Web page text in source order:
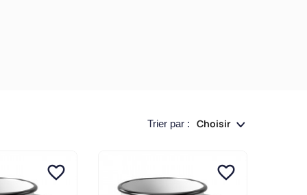
Trier par : Choisir
favorite_border favorite_border